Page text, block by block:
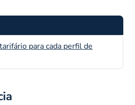
para cada perfil de